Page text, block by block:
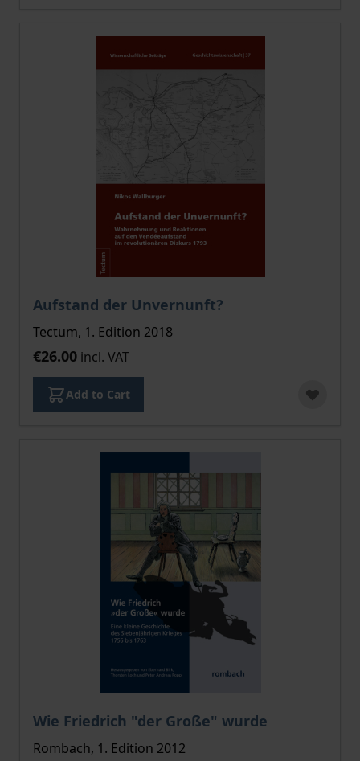
Aufstand der Unvernunft?
Tectum, 1. Edition 2018
€26.00 incl. VAT
Add to Cart
Wie Friedrich "der Große" wurde
Rombach, 1. Edition 2012